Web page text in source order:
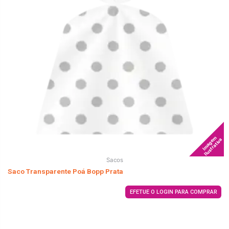
Imagem
Ilustrativa
Sacos
Saco Transparente Poá Bopp Prata
EFETUE O LOGIN PARA COMPRAR